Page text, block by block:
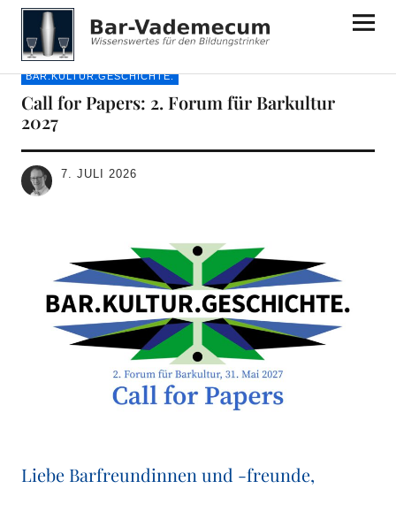
Bar-Vademecum
BAR.KULTUR.GESCHICHTE.
Call for Papers: 2. Forum für Barkultur
2027
7. JULI 2026
Liebe Barfreundinnen und -freunde,